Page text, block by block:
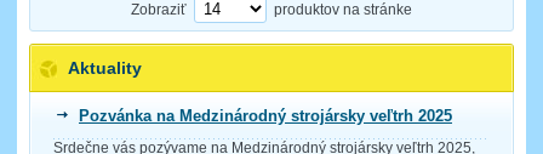
Zobraziť
produktov na stránke
Aktuality
Pozvánka na Medzinárodný strojársky veľtrh 2025
Srdečne vás pozývame na Medzinárodný strojársky veľtrh 2025,